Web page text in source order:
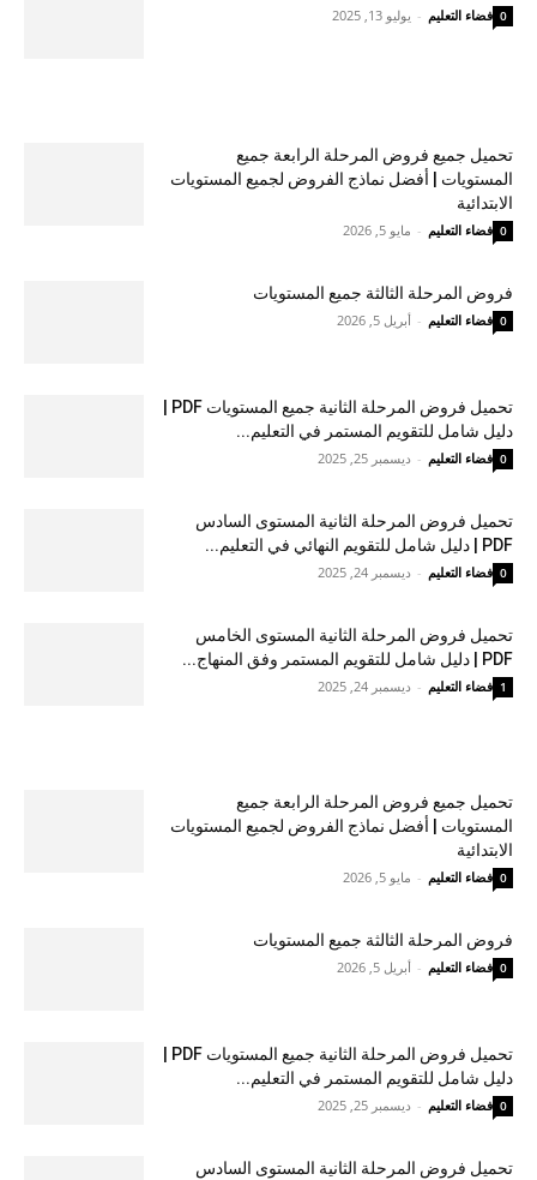
فضاء التعليم - يوليو 13, 2025 0
تحميل جميع فروض المرحلة الرابعة جميع
المستويات | أفضل نماذج الفروض لجميع المستويات
الابتدائية
فضاء التعليم - مايو 5, 2026 0
فروض المرحلة الثالثة جميع المستويات
فضاء التعليم - أبريل 5, 2026 0
دليل شامل للتقويم المستمر في التعليم...
فضاء التعليم - ديسمبر 25, 2025 0
تحميل فروض المرحلة الثانية المستوى السادس
PDF | دليل شامل للتقويم النهائي في التعليم...
فضاء التعليم - ديسمبر 24, 2025 0
تحميل فروض المرحلة الثانية المستوى الخامس
PDF | دليل شامل للتقويم المستمر وفق المنهاج...
فضاء التعليم - ديسمبر 24, 2025 1
تحميل جميع فروض المرحلة الرابعة جميع
المستويات | أفضل نماذج الفروض لجميع المستويات
الابتدائية
فضاء التعليم - مايو 5, 2026 0
فروض المرحلة الثالثة جميع المستويات
فضاء التعليم - أبريل 5, 2026 0
دليل شامل للتقويم المستمر في التعليم...
فضاء التعليم - ديسمبر 25, 2025 0
تحميل فروض المرحلة الثانية المستوى السادس